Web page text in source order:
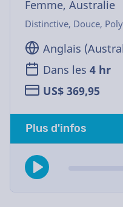
Femme, Australie
Distinctive, Douce,
Anglais
Dans les 4 hr
US$ 369,95
Plus d'infos